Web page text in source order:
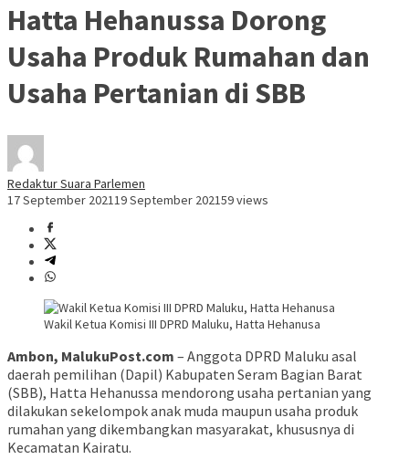
Hatta Hehanussa Dorong
Usaha Produk Rumahan dan
Usaha Pertanian di SBB
Redaktur Suara Parlemen
17 September 202119 September 202159 views
Wakil Ketua Komisi III DPRD Maluku, Hatta Hehanusa
Ambon, MalukuPost.com – Anggota DPRD Maluku asal
daerah pemilihan (Dapil) Kabupaten Seram Bagian Barat
(SBB), Hatta Hehanussa mendorong usaha pertanian yang
dilakukan sekelompok anak muda maupun usaha produk
rumahan yang dikembangkan masyarakat, khususnya di
Kecamatan Kairatu.